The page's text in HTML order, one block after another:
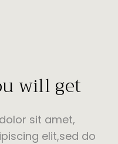
will get
sit amet,
elit,sed do